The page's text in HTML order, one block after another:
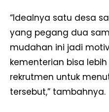
“Idealnya satu desa
yang pegang dua
mudahan ini jadi
kementerian bisa
rekrutmen untuk
tersebut,” tambahnya.